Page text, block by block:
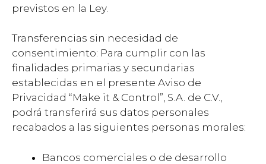
previstos en la Ley.
Transferencias sin necesidad de
consentimiento: Para cumplir con las
finalidades primarias y secundarias
establecidas en el presente Aviso de
Privacidad “Make it & Control”, S.A. de C.V.,
podrá transferirá sus datos personales
recabados a las siguientes personas morales:
Bancos comerciales o de desarrollo